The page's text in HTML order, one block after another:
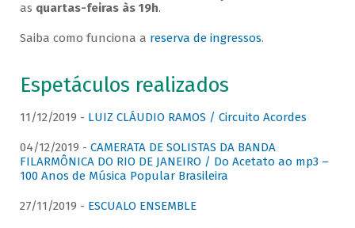
as quartas-feiras às 19h.
Saiba como funciona a reserva de ingressos.
Espetáculos realizados
11/12/2019 - LUIZ CLÁUDIO RAMOS / Circuito Acordes
04/12/2019 - CAMERATA DE SOLISTAS DA BANDA
FILARMÔNICA DO RIO DE JANEIRO / Do Acetato ao mp3 –
100 Anos de Música Popular Brasileira
27/11/2019 - ESCUALO ENSEMBLE